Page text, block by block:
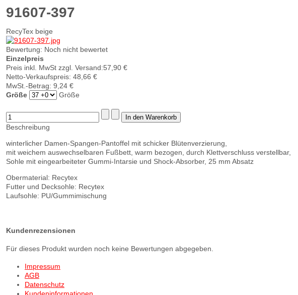
91607-397
RecyTex beige
Bewertung: Noch nicht bewertet
Einzelpreis
Preis inkl. MwSt zzgl. Versand:57,90 €
Netto-Verkaufspreis: 48,66 €
MwSt.-Betrag: 9,24 €
Größe
Größe
Beschreibung
winterlicher Damen-Spangen-Pantoffel mit schicker Blütenverzierung,
mit weichem auswechselbaren Fußbett, warm bezogen, durch Klettverschluss verstellbar,
Sohle mit eingearbeiteter Gummi-Intarsie und Shock-Absorber, 25 mm Absatz
Obermaterial: Recytex
Futter und Decksohle: Recytex
Laufsohle: PU/Gummimischung
Kundenrezensionen
Für dieses Produkt wurden noch keine Bewertungen abgegeben.
Impressum
AGB
Datenschutz